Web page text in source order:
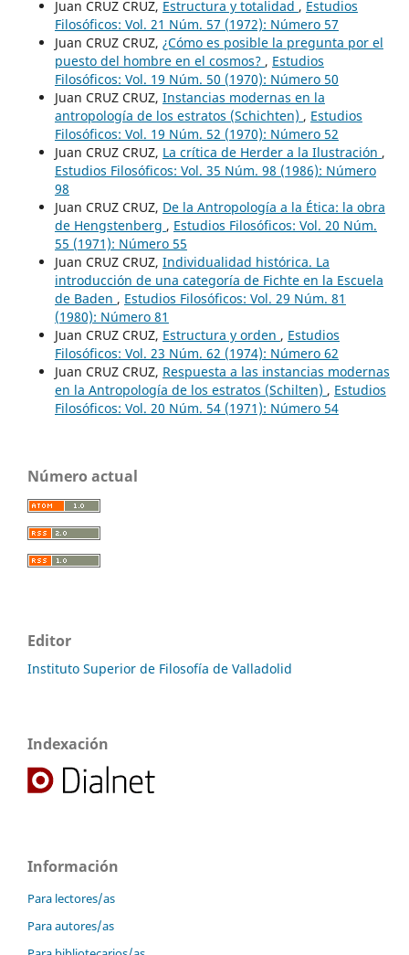
Juan CRUZ CRUZ, Estructura y totalidad , Estudios
Filosóficos: Vol. 21 Núm. 57 (1972): Número 57
Juan CRUZ CRUZ, ¿Cómo es posible la pregunta por el
puesto del hombre en el cosmos? , Estudios
Filosóficos: Vol. 19 Núm. 50 (1970): Número 50
Juan CRUZ CRUZ, Instancias modernas en la
antropología de los estratos (Schichten) , Estudios
Filosóficos: Vol. 19 Núm. 52 (1970): Número 52
Juan CRUZ CRUZ, La crítica de Herder a la Ilustración ,
Estudios Filosóficos: Vol. 35 Núm. 98 (1986): Número
98
Juan CRUZ CRUZ, De la Antropología a la Ética: la obra
de Hengstenberg , Estudios Filosóficos: Vol. 20 Núm.
55 (1971): Número 55
Juan CRUZ CRUZ, Individualidad histórica. La
introducción de una categoría de Fichte en la Escuela
de Baden , Estudios Filosóficos: Vol. 29 Núm. 81
(1980): Número 81
Juan CRUZ CRUZ, Estructura y orden , Estudios
Filosóficos: Vol. 23 Núm. 62 (1974): Número 62
Juan CRUZ CRUZ, Respuesta a las instancias modernas
en la Antropología de los estratos (Schilten) , Estudios
Filosóficos: Vol. 20 Núm. 54 (1971): Número 54
Número actual
Editor
Instituto Superior de Filosofía de Valladolid
Indexación
Información
Para lectores/as
Para autores/as